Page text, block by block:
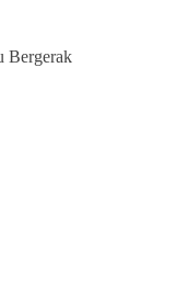
Bergerak